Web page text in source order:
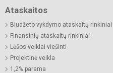
Ataskaitos
Biudžeto vykdymo ataskaitų rinkiniai
Finansinių ataskaitų rinkiniai
Lėšos veiklai viešinti
Projektinė veikla
1,2% parama